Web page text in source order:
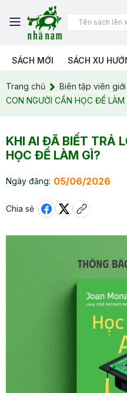
SÁCH MỚI SÁCH XU
Trang chủ Biên tập viên giới
CON NGƯỜI CẦN HỌC ĐỂ LÀM
KHI AI ĐÃ BIẾT TRẢ
HỌC ĐỂ LÀM GÌ?
Ngày đăng: 05/06/2026
Chia sẻ